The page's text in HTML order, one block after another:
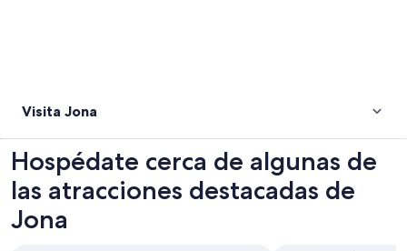
Visita Jona
Hospédate cerca de algunas de
las atracciones destacadas de
Jona